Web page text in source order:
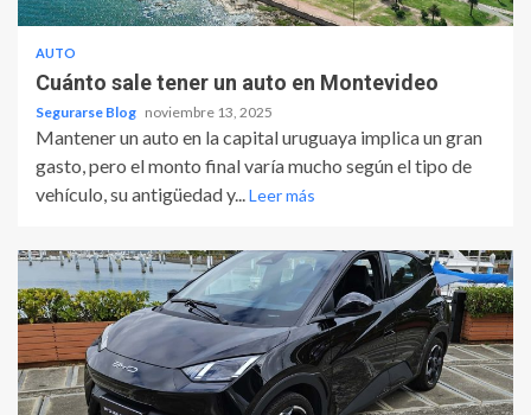
AUTO
Cuánto sale tener un auto en Montevideo
Segurarse Blog noviembre 13, 2025
Mantener un auto en la capital uruguaya implica un gran
gasto, pero el monto final varía mucho según el tipo de
vehículo, su antigüedad y...Leer más